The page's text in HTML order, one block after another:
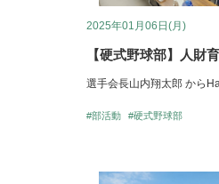
2025年01月06日(月)
【硬式野球部】人財
選手会長山内翔太郎 から
#部活動 #硬式野球部